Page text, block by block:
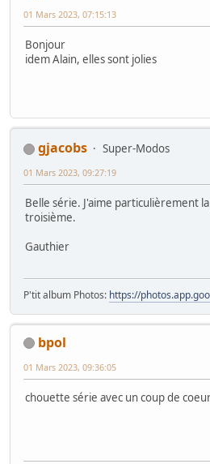
01 Mars 2023, 07:15:13
Bonjour
idem Alain, elles sont jolies
gjacobs
Super-Modos
01 Mars 2023, 09:27:19
Belle série. J'aime particulièrement
troisième.
Gauthier
P'tit album Photos: https://
bpol
01 Mars 2023, 09:36:05
chouette série avec un coup de